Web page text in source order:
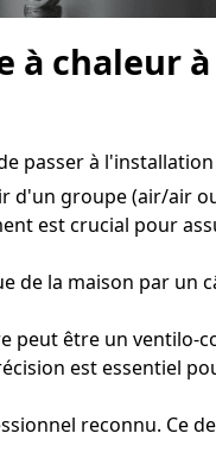
à chaleur
passer à l'installation
d'un groupe (air/air
est crucial pour
de la maison par un
peut être un ventilo-
est essentiel
reconnu. Ce